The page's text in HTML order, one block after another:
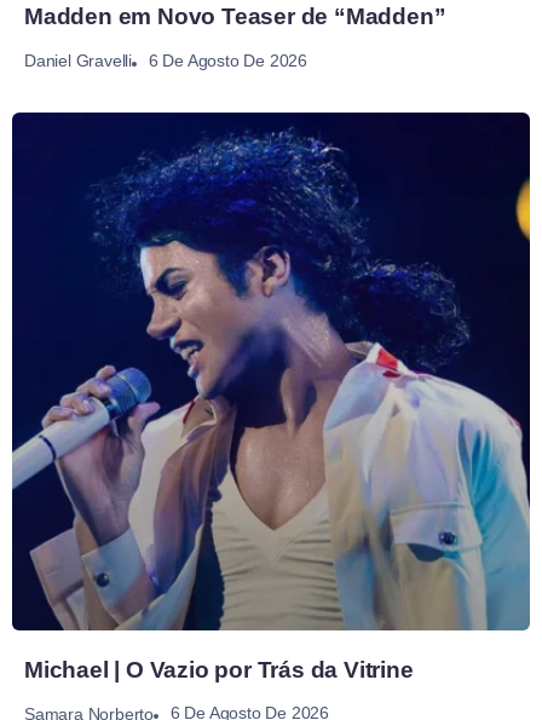
Madden em Novo Teaser de “Madden”
Daniel Gravelli 6 De Agosto De 2026
Michael | O Vazio por Trás da Vitrine
Samara Norberto 6 De Agosto De 2026